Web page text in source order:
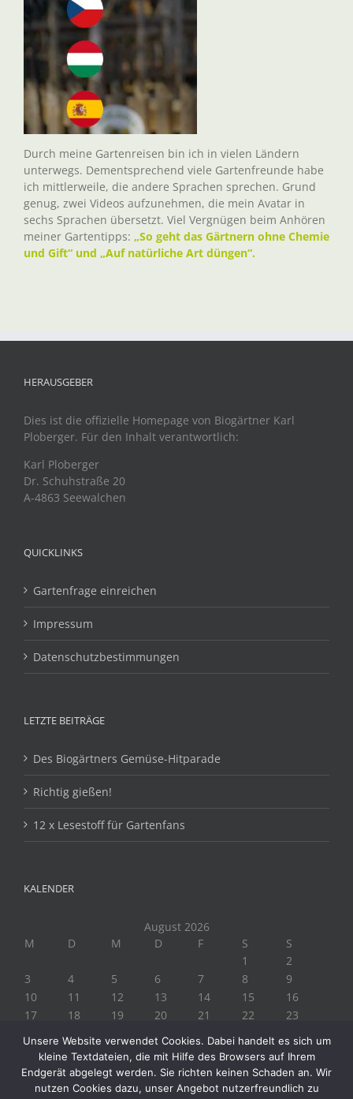
Durch meine Gartenreisen bin ich in vielen Ländern
unterwegs. Dementsprechend viele Gartenfreunde habe
ich mittlerweile, die andere Sprachen sprechen. Grund
genug, zwei Videos aufzunehmen, die mein Avatar in
sechs Sprachen übersetzt. Viel Vergnügen beim Anhören
meiner Gartentipps: „So geht das Gärtnern ohne Chemie
und Gift“ und „Auf natürliche Art düngen“.
HERAUSGEBER
Dies ist die offizielle Homepage von Biogärtner Karl
Ploberger. Für den Inhalt verantwortlich:
Karl Ploberger
Dr. Schuhstraße 20
A-4863 Seewalchen
QUICKLINKS
Gartenfrage einreichen
Impressum
Datenschutzbestimmungen
LETZTE BEITRÄGE
Des Biogärtners Gemüse-Hitparade
Richtig gießen!
12 x Lesestoff für Gartenfans
KALENDER
August 2026
M
D M D F S
S
1
2
3
4 5 6 7 8
9
10
11 12 13 14 15
16
17
18 19 20 21 22
23
« Juli
Unsere Website verwendet Cookies. Dabei handelt es sich um
kleine Textdateien, die mit Hilfe des Browsers auf Ihrem
Endgerät abgelegt werden. Sie richten keinen Schaden an. Wir
nutzen Cookies dazu, unser Angebot nutzerfreundlich zu